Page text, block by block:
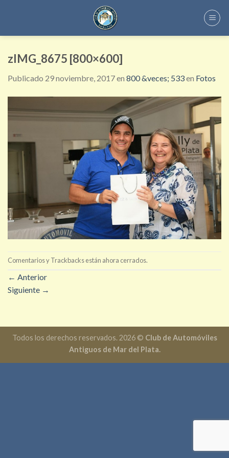
zIMG_8675 [800×600]
Publicado 29 noviembre, 2017en 800 &veces; 533en Fotos
Comentarios y Trackbacks están ahora cerrados.
← Anterior
Siguiente →
Todos los derechos reservados. 2026 © Club de Automóviles
Antiguos de Mar del Plata.